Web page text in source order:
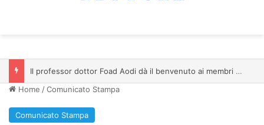
Il professor dottor Foad Aodi dà il benvenuto ai membri del Comitato per le Scienze delle Piramidi e le Scienze Archeologiche…
Home /Comunicato Stampa
Comunicato Stampa